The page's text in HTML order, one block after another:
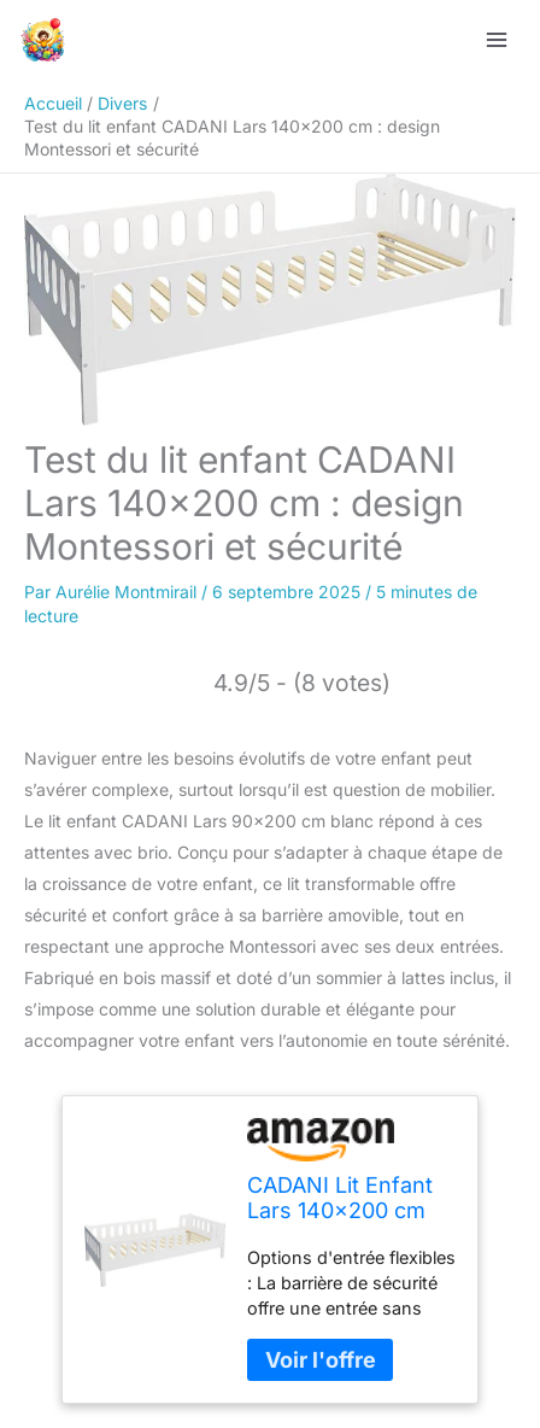
Accueil
Divers
Test du lit enfant CADANI Lars 140×200 cm : design
Montessori et sécurité
Test du lit enfant CADANI
Lars 140×200 cm : design
Montessori et sécurité
Par Aurélie Montmirail / 6 septembre 2025 / 5 minutes de
lecture
4.9/5 - (8 votes)
Naviguer entre les besoins évolutifs de votre enfant peut
s’avérer complexe, surtout lorsqu’il est question de mobilier.
Le lit enfant CADANI Lars 90×200 cm blanc répond à ces
attentes avec brio. Conçu pour s’adapter à chaque étape de
la croissance de votre enfant, ce lit transformable offre
sécurité et confort grâce à sa barrière amovible, tout en
respectant une approche Montessori avec ses deux entrées.
Fabriqué en bois massif et doté d’un sommier à lattes inclus, il
s’impose comme une solution durable et élégante pour
accompagner votre enfant vers l’autonomie en toute sérénité.
CADANI Lit Enfant
Lars 140x200 cm
securite Amovible,
Lit d'adolescent
Transformable en lit
Junior, Design
Montessori, 2
entrées, Bois
Massif, sommier à
Options d'entrée flexibles
: La barrière de sécurité
offre une entrée sans
complètement retirée
pour adapter l'accès
individuellement. Deux
Rechercher